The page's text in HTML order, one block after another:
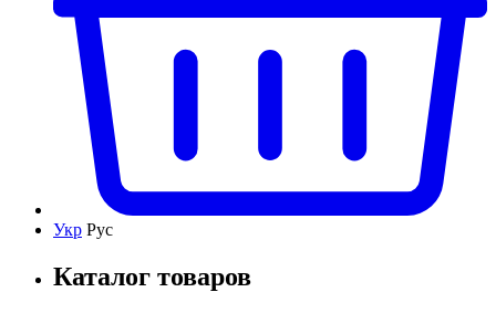
Укр Рус
Каталог товаров